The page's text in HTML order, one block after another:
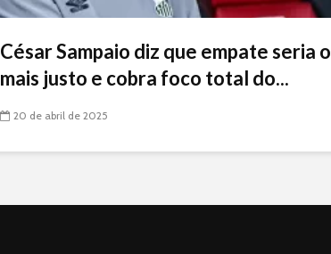
César Sampaio diz que empate seria o
mais justo e cobra foco total do...
20 de abril de 2025